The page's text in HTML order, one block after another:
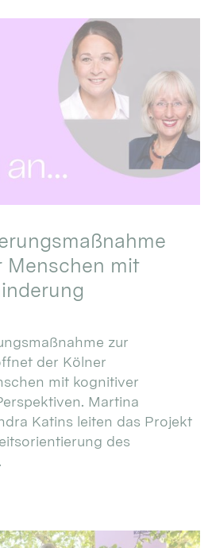
Menschen mit
zur
der Kölner
mit kognitiver
Martina
Katins leiten das Projekt
des